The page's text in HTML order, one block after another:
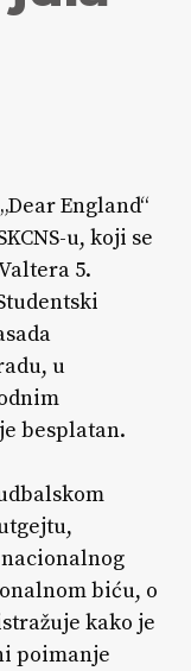
England“
u, koji se
5.
u
besplatan.
biću, o
kako je
poimanje